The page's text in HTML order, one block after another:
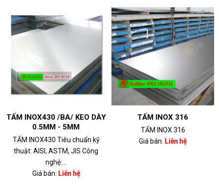
TẤM INOX430 /BA/ KEO DÀY
0.5MM - 5MM
TẤM INOX430 Tiêu chuẩn kỹ
thuật: AISI, ASTM, JIS Công
nghệ:...
Giá bán: Liên hệ
TẤM INOX 316
TẤM INOX 316
Giá bán: Liên hệ